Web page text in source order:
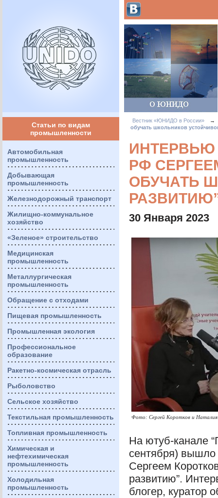
Статьи по видам
промышленности
Автомобильная
промышленность
Добывающая
промышленность
Железнодорожный транспорт
Жилищно-коммунальное
хозяйство
«Зеленое» строительство
Медицинская
промышленность
Металлургическая
промышленность
Обращение с отходами
Пищевая промышленность
Промышленная экология
Профессиональное
образование
Ракетно-космическая отрасль
Рыболовство
Сельское хозяйство
Текстильная промышленность
Топливная промышленность
Химическая и
нефтехимическая
промышленность
Холодильная
промышленность
Вестник «ЮНИДО в России»
→
обучать школьников
ИНТЕРВЬЮ
РФ
ОБУЧАТЬ
30 Января 2023
Фото: Сергей Коротков и
На ютуб-канале
сентября)
Сергеем
развитию”.
блогер, куратор